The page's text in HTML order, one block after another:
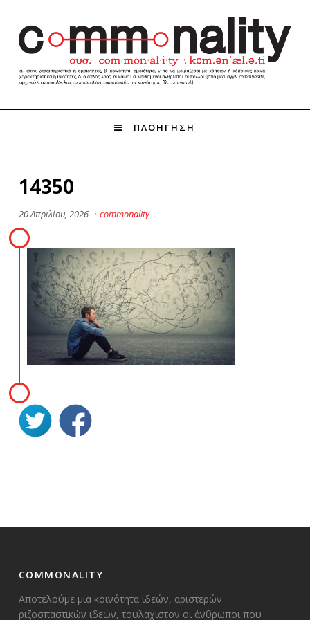
ΠΛΟΗΓΗΣΗ
14350
20 Απριλίου, 2026 · commonality
COMMONALITY
Αποτελούμε μια κοινότητα ιδεών, αριστερών
ριζοσπαστικών ιδεών, τουλάχιστον οι άνθρωποι που